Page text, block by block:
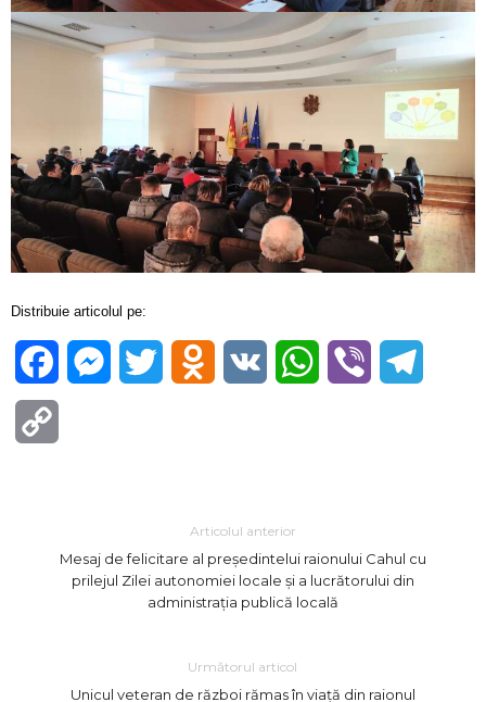
Distribuie articolul pe:
FacebookMessenger
Twitter Odnoklassniki
VK WhatsApp
Viber
Articolul anterior
Mesaj de felicitare al președintelui raionului Cahul cu
prilejul Zilei autonomiei locale și a lucrătorului din
administrația publică locală
Următorul articol
Unicul veteran de război rămas în viață din raionul